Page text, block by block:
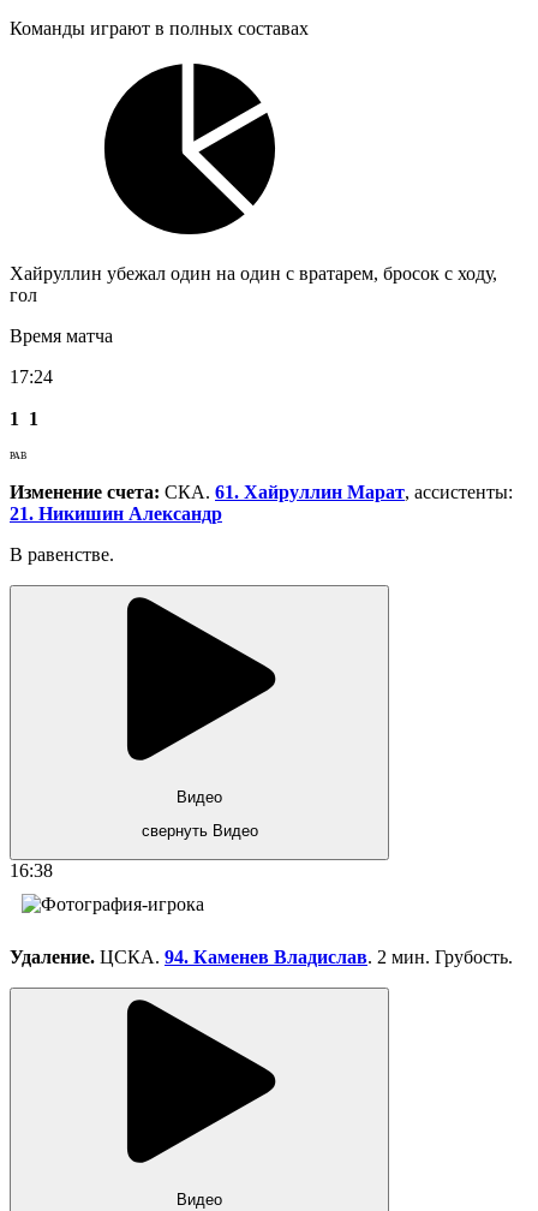
Команды играют в полных составах
Хайруллин убежал один на один с вратарем, бросок с ходу,
гол
Время матча
17:24
1 1
РАВ
Изменение счета: СКА. 61. Хайруллин Марат, ассистенты:
21. Никишин Александр
В равенстве.
Видео
свернуть Видео
16:38
Удаление. ЦСКА. 94. Каменев Владислав. 2 мин. Грубость.
Видео